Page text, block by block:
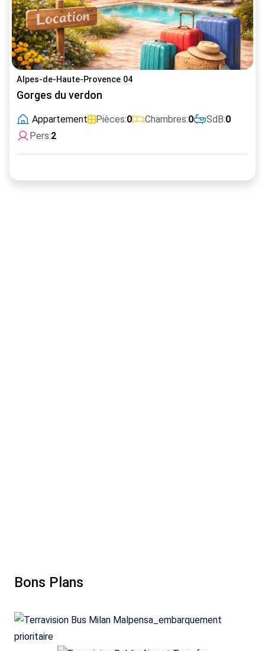
Alpes-de-Haute-Provence 04
Gorges du verdon
Appartement Pièces:0 Chambres:0 SdB:0
Pers:2
Bons Plans